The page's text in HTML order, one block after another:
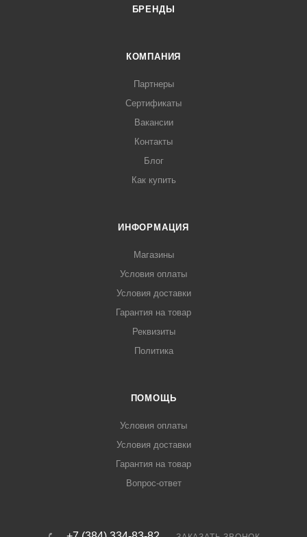
БРЕНДЫ
КОМПАНИЯ
Партнеры
Сертификаты
Вакансии
Контакты
Блог
Как купить
ИНФОРМАЦИЯ
Магазины
Условия оплаты
Условия доставки
Гарантия на товар
Реквизиты
Политика
ПОМОЩЬ
Условия оплаты
Условия доставки
Гарантия на товар
Вопрос-ответ